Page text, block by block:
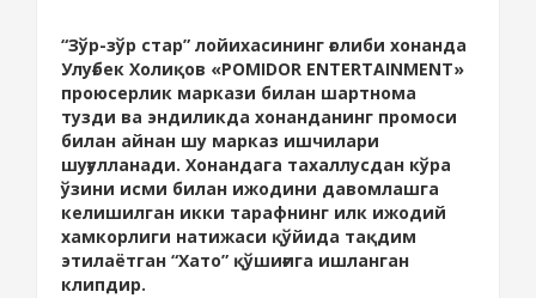
“Зўр-зўр стар” лойихасининг ғолиби хонанда
Улуғбек Холиқов «POMIDOR ENTERTAINMENT»
проюсерлик маркази билан шартнома
тузди ва эндиликда хонанданинг промоси
билан айнан шу марказ ишчилари
шуғулланади. Хонандага тахаллусдан кўра
ўзини исми билан ижодини давомлашга
келишилган икки тарафнинг илк ижодий
хамкорлиги натижаси қўйида тақдим
этилаётган “Хато” қўшиғига ишланган
клипдир.